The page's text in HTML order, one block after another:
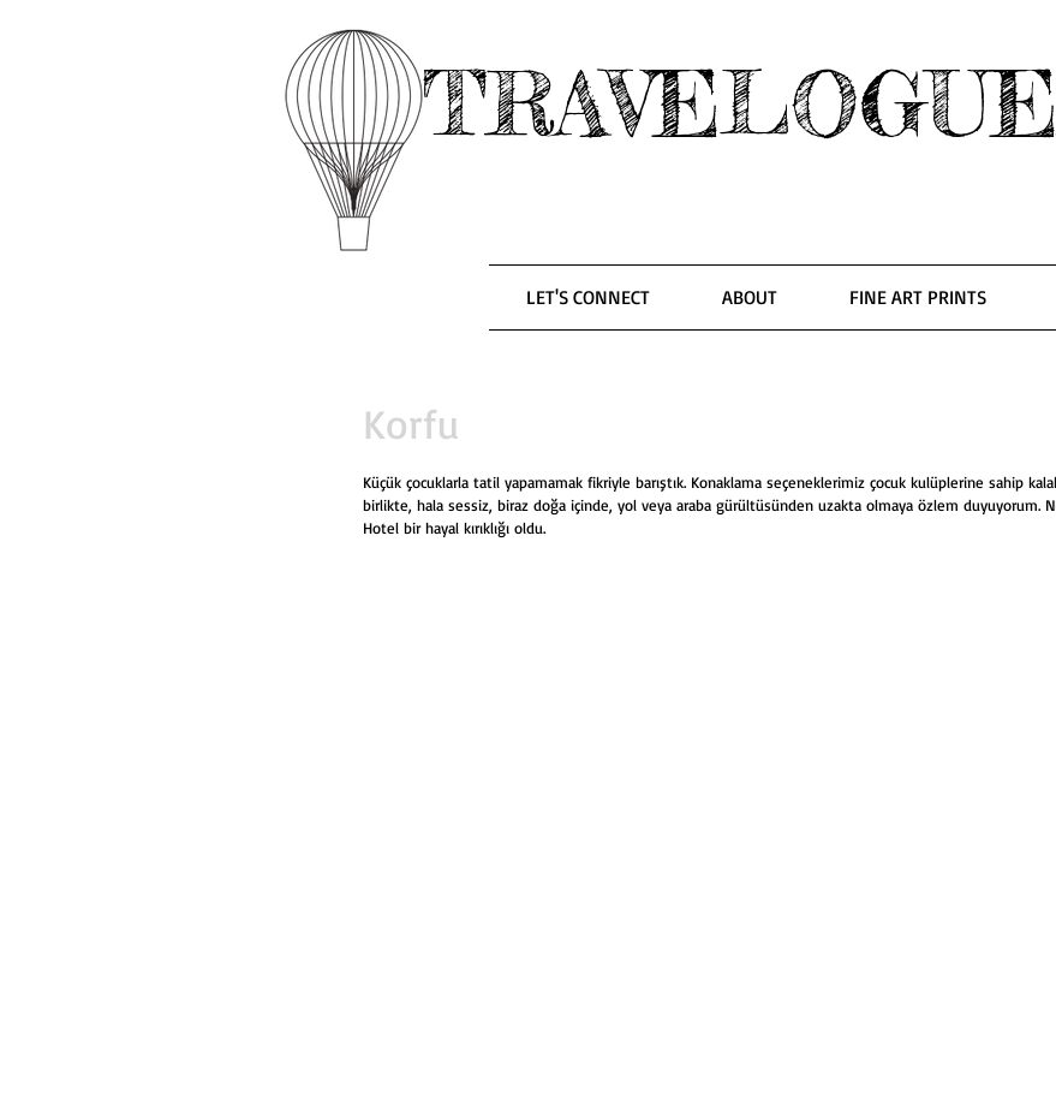
LET'S CONNECT ABOUT FINE ART PRINTS
Korfu
Küçük çocuklarla tatil yapamamak fikriyle barıştık. Konaklama seçeneklerimiz çocuk kulüplerine sahip
birlikte, hala sessiz, biraz doğa içinde, yol veya araba gürültüsünden uzakta olmaya özlem duyuyorum.
Hotel bir hayal kırıklığı oldu.